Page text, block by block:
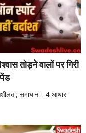
तोड़ने वालों पर गिरी
समाधान… 4 आधार